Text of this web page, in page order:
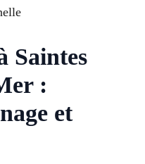
Saintes
:
et